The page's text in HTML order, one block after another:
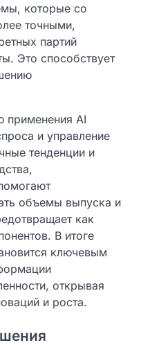
которые со
точными,
партий
Это способствует
применения AI
и управление
тенденции и
объемы выпуска и
как
В итоге
ключевым
открывая
и роста.